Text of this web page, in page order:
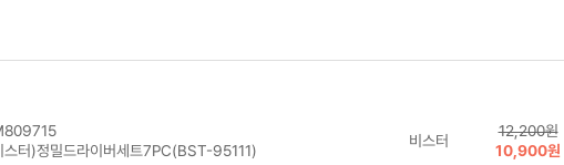
스터)정밀드라이버세트7PC(BST-95111)
비스터
12,200원
10,900원